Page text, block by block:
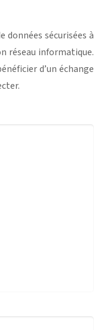
données sécurisées à
réseau informatique.
d’un échange